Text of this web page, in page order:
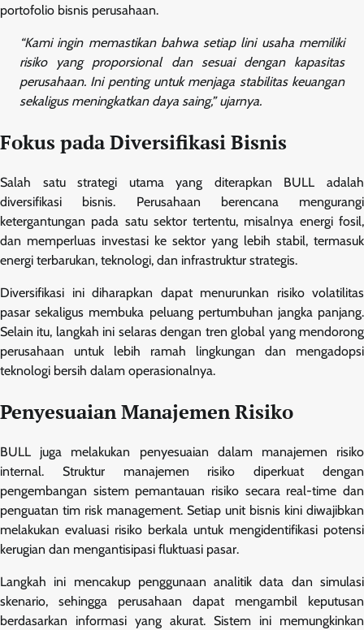
portofolio bisnis perusahaan.
“Kami ingin memastikan bahwa setiap lini usaha memiliki
risiko yang proporsional dan sesuai dengan kapasitas
perusahaan. Ini penting untuk menjaga stabilitas keuangan
sekaligus meningkatkan daya saing,” ujarnya.
Fokus pada Diversifikasi Bisnis
Salah satu strategi utama yang diterapkan BULL adalah
diversifikasi bisnis. Perusahaan berencana mengurangi
ketergantungan pada satu sektor tertentu, misalnya energi fosil,
dan memperluas investasi ke sektor yang lebih stabil, termasuk
energi terbarukan, teknologi, dan infrastruktur strategis.
Diversifikasi ini diharapkan dapat menurunkan risiko volatilitas
pasar sekaligus membuka peluang pertumbuhan jangka panjang.
Selain itu, langkah ini selaras dengan tren global yang mendorong
perusahaan untuk lebih ramah lingkungan dan mengadopsi
teknologi bersih dalam operasionalnya.
Penyesuaian Manajemen Risiko
BULL juga melakukan penyesuaian dalam manajemen risiko
internal. Struktur manajemen risiko diperkuat dengan
pengembangan sistem pemantauan risiko secara real-time dan
penguatan tim risk management. Setiap unit bisnis kini diwajibkan
melakukan evaluasi risiko berkala untuk mengidentifikasi potensi
kerugian dan mengantisipasi fluktuasi pasar.
Langkah ini mencakup penggunaan analitik data dan simulasi
skenario, sehingga perusahaan dapat mengambil keputusan
berdasarkan informasi yang akurat. Sistem ini memungkinkan